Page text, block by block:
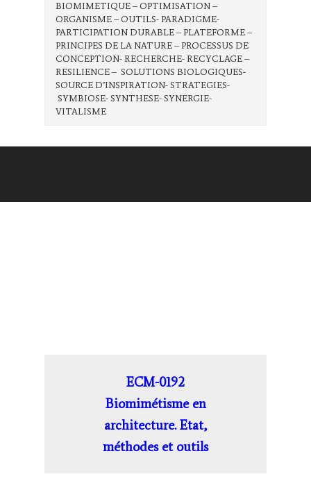
BIOMIMETIQUE – OPTIMISATION –
ORGANISME – OUTILS- PARADIGME-
PARTICIPATION DURABLE – PLATEFORME –
PRINCIPES DE LA NATURE – PROCESSUS DE
CONCEPTION- RECHERCHE- RECYCLAGE –
RESILIENCE – SOLUTIONS BIOLOGIQUES-
SOURCE D’INSPIRATION- STRATEGIES-
SYMBIOSE- SYNTHESE- SYNERGIE-
VITALISME
ECM-0192
Biomimétisme en
architecture. Etat,
méthodes et outils